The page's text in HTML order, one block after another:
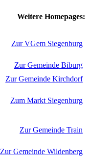
Weitere Homepages:
Zur VGem Siegenburg
Zur Gemeinde Biburg
Zur Gemeinde Kirchdorf
Zum Markt Siegenburg
Zur Gemeinde Train
Zur Gemeinde Wildenberg